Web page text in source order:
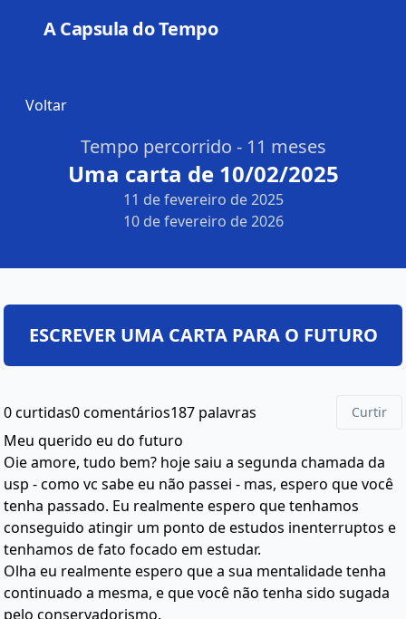
A Capsula do Tempo
Voltar
Tempo percorrido - 11 meses
Uma carta de 10/02/2025
11 de fevereiro de 2025
10 de fevereiro de 2026
0 curtidas0 comentários187 palavras Curtir
Meu querido eu do futuro
Oie amore, tudo bem? hoje saiu a segunda chamada da
usp - como vc sabe eu não passei - mas, espero que você
tenha passado. Eu realmente espero que tenhamos
conseguido atingir um ponto de estudos inenterruptos e
tenhamos de fato focado em estudar.
Olha eu realmente espero que a sua mentalidade tenha
continuado a mesma, e que você não tenha sido sugada
pelo conservadorismo.
ESCREVER UMA CARTA PARA O FUTURO